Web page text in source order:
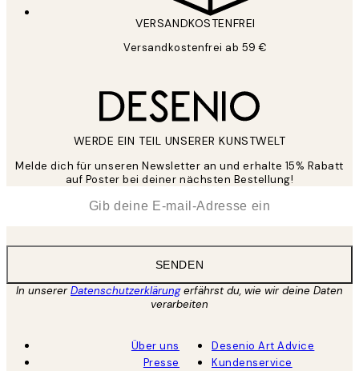
VERSANDKOSTENFREI
Versandkostenfrei ab 59 €
WERDE EIN TEIL UNSERER KUNSTWELT
Melde dich für unseren Newsletter an und erhalte 15% Rabatt
auf Poster bei deiner nächsten Bestellung!
SENDEN
In unsererDatenschutzerklärungerfährst du, wie wir deine Daten
verarbeiten
Über uns
Presse
Desenio Art Advice
Kundenservice